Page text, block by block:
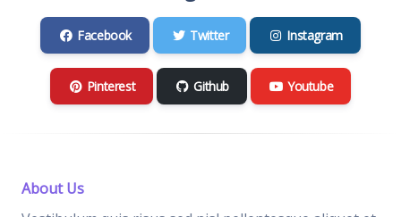
Facebook Twitter Instagram
Pinterest Github Youtube
About Us